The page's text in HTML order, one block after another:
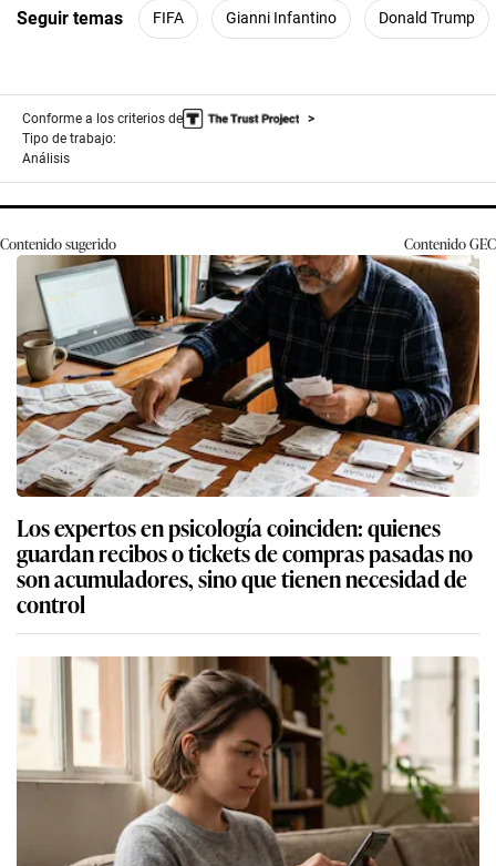
Seguir temas FIFA Gianni Infantino Donald Trump
Conforme a los criterios de
Tipo de trabajo:
Análisis
Contenido sugerido ContenidoGEC
Los expertos en psicología coinciden: quienes
guardan recibos o tickets de compras pasadas no
son acumuladores, sino que tienen necesidad de
control